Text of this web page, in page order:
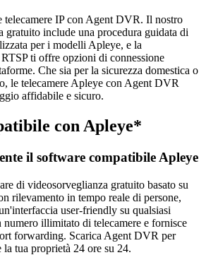
telecamere IP con Agent DVR. Il nostro
gratuito include una procedura guidata di
per i modelli Apleye, e la
ti offre opzioni di connessione
Che sia per la sicurezza domestica o
le telecamere Apleye con Agent DVR
affidabile e sicuro.
con Apleye*
il software compatibile Apleye
di videosorveglianza gratuito basato su
rilevamento in tempo reale di persone,
user-friendly su qualsiasi
illimitato di telecamere e fornisce
forwarding. Scarica Agent DVR per
tua proprietà 24 ore su 24.